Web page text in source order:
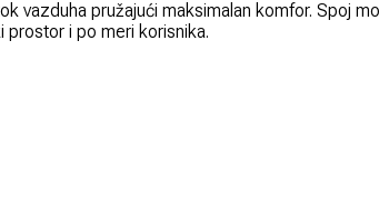
vazduha pružajući maksimalan komfor. Spoj
prostor i po meri korisnika.